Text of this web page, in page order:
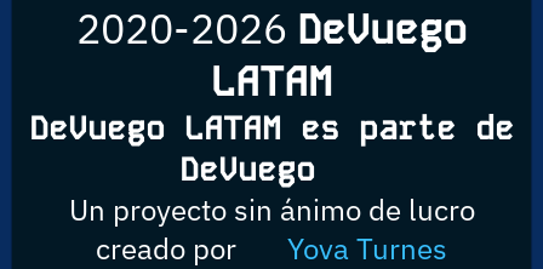
2020-2026 DeVuego
LATAM
DeVuego LATAM es parte de
DeVuego
Un proyecto sin ánimo de lucro
creado por
Yova Turnes